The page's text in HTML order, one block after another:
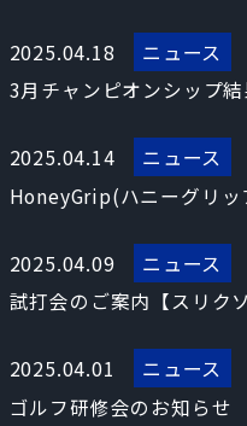
2025.04.18 ニュース
3月チャンピオンシップ
2025.04.14 ニュース
HoneyGrip(ハニーグリ
2025.04.09 ニュース
試打会のご案内【スリク
2025.04.01 ニュース
ゴルフ研修会のお知らせ